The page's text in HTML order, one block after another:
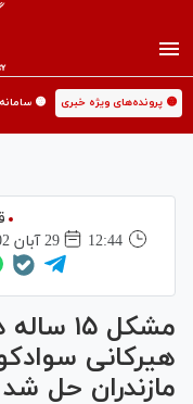
🟡 پرونده‌های ویژه خبری 🟡
12:44
29 آبان 1402
مشکل
هیرکانی
مازندران حل شد